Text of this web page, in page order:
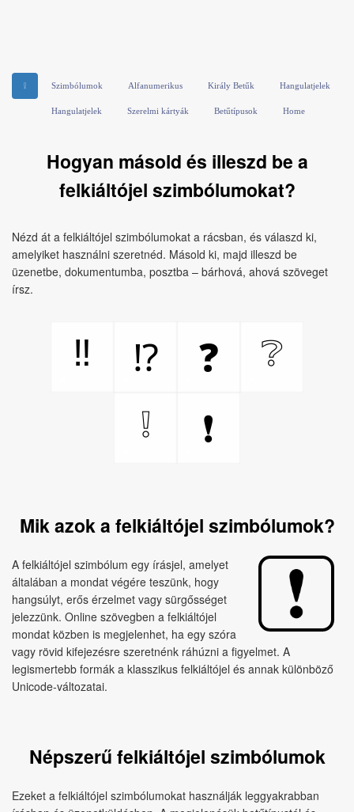
❕ Szimbólumok Alfanumerikus Király Betűk Hangulatjelek
Hangulatjelek Szerelmi kártyák Betűtípusok Home
Hogyan másold és illeszd be a
felkiáltójel szimbólumokat?
Nézd át a felkiáltójel szimbólumokat a rácsban, és válaszd ki,
amelyiket használni szeretnéd. Másold ki, majd illeszd be
üzenetbe, dokumentumba, posztba – bárhová, ahová szöveget
írsz.
‼ ⁉ ❓
❔
❕
❗
Mik azok a felkiáltójel szimbólumok?
A felkiáltójel szimbólum egy írásjel, amelyet
általában a mondat végére teszünk, hogy
hangsúlyt, erős érzelmet vagy sürgősséget
jelezzünk. Online szövegben a felkiáltójel
mondat közben is megjelenhet, ha egy szóra
vagy rövid kifejezésre szeretnénk ráhúzni a figyelmet. A
legismertebb formák a klasszikus felkiáltójel és annak különböző
Unicode-változatai.
Népszerű felkiáltójel szimbólumok
Ezeket a felkiáltójel szimbólumokat használják leggyakrabban